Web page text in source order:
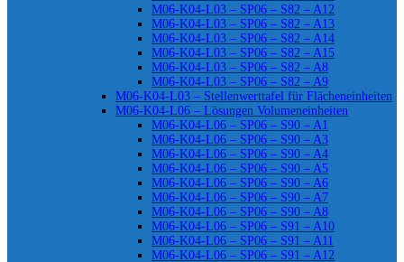
M06-K04-L03 – SP06 – S82 – A12
M06-K04-L03 – SP06 – S82 – A13
M06-K04-L03 – SP06 – S82 – A14
M06-K04-L03 – SP06 – S82 – A15
M06-K04-L03 – SP06 – S82 – A8
M06-K04-L03 – SP06 – S82 – A9
M06-K04-L03 – Stellenwerttafel für Flächeneinheiten
M06-K04-L06 – Lösungen Volumeneinheiten
M06-K04-L06 – SP06 – S90 – A1
M06-K04-L06 – SP06 – S90 – A3
M06-K04-L06 – SP06 – S90 – A4
M06-K04-L06 – SP06 – S90 – A5
M06-K04-L06 – SP06 – S90 – A6
M06-K04-L06 – SP06 – S90 – A7
M06-K04-L06 – SP06 – S90 – A8
M06-K04-L06 – SP06 – S91 – A10
M06-K04-L06 – SP06 – S91 – A11
M06-K04-L06 – SP06 – S91 – A12